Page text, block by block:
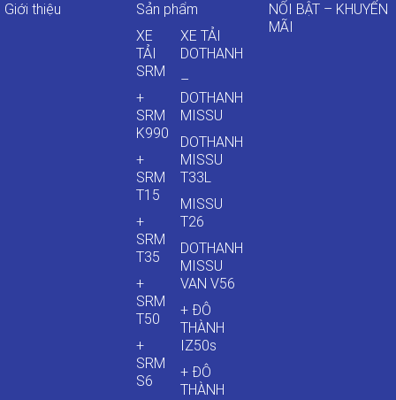
Giới thiệu
Sản phẩm
XE
TẢI
SRM
+
SRM
K990
+
SRM
T15
+
SRM
T35
+
SRM
T50
+
SRM
S6
XE TẢI
DOTHANH
–
DOTHANH
MISSU
DOTHANH
MISSU
T33L
MISSU
T26
DOTHANH
MISSU
VAN V56
+ ĐÔ
THÀNH
IZ50s
+ ĐÔ
THÀNH
NỔI BẬT – KHUYẾN
MÃI